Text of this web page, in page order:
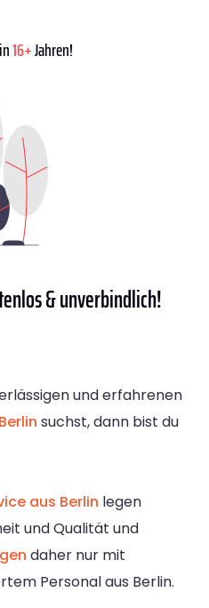
16+Jahren!
& unverbindlich!
und erfahrenen
suchst, dann bist du
aus Berlin legen
und Qualität und
daher nur mit
Personal aus Berlin.